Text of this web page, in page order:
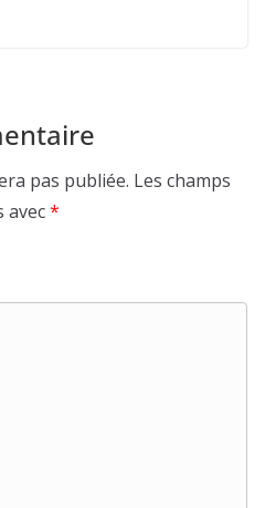
pas publiée. Les champs
avec*